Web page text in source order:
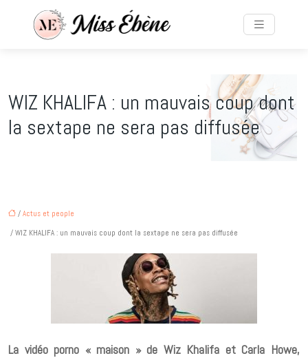
WIZ KHALIFA : un mauvais coup dont
la sextape ne sera pas diffusée
/ Actus et people
/ WIZ KHALIFA : un mauvais coup dont la sextape ne sera pas diffusée
La vidéo porno « maison » de Wiz Khalifa et Carla Howe,